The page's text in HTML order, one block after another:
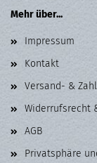
Mehr über...
Impressum
Kontakt
Versand- &
Widerrufsrecht
AGB
Privatsphäre